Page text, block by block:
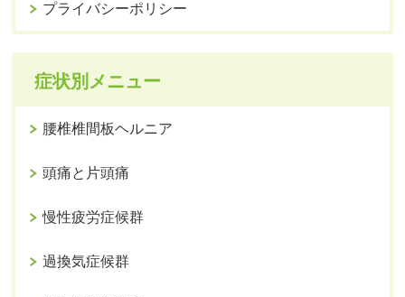
プライバシーポリシー
症状別メニュー
腰椎椎間板ヘルニア
頭痛と片頭痛
慢性疲労症候群
過換気症候群